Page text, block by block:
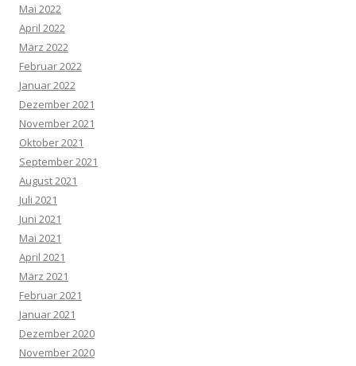
Mai 2022
April 2022
März 2022
Februar 2022
Januar 2022
Dezember 2021
November 2021
Oktober 2021
September 2021
August 2021
Juli 2021
Juni 2021
Mai 2021
April 2021
März 2021
Februar 2021
Januar 2021
Dezember 2020
November 2020